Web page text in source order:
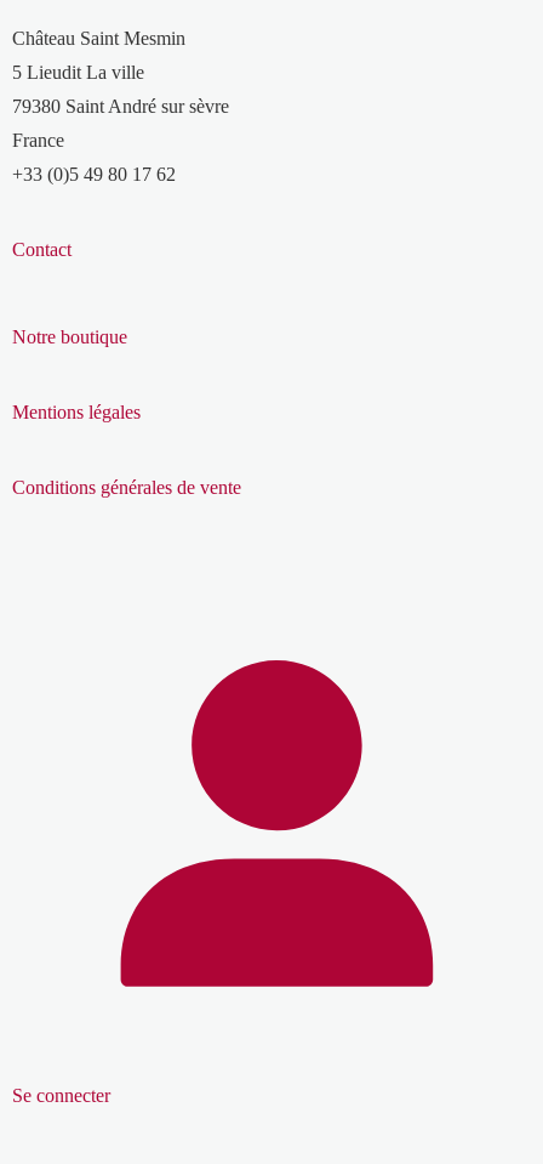
Château Saint Mesmin
5 Lieudit La ville
79380 Saint André sur sèvre
France
+33 (0)5 49 80 17 62
Contact
Notre boutique
Mentions légales
Conditions générales de vente
Se connecter